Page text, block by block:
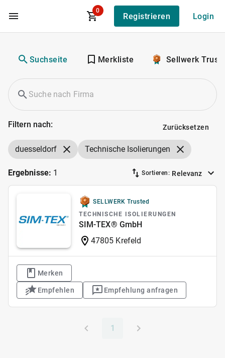
Zum Hauptinhalt
0
Registrieren Login
Suchseite Merkliste Sellwerk
Filtern nach: Zurücksetzen
duesseldorf Technische Isolierungen
Ergebnisse: 1 Sortieren: Relevanz
SELLWERK Trusted
TECHNISCHE ISOLIERUNGEN
SIM-TEX® GmbH
47805 Krefeld
Merken
Empfehlen Empfehlung anfragen
1